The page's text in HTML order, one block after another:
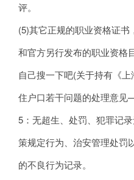
评。
(5)其它正规的职业资格证
和官方另行发布的职业资格
自己搜一下吧(关于持有《
住户口若干问题的处理意
5：无超生、处罚、犯罪记
策规定行为、治安管理处罚
的不良行为记录。